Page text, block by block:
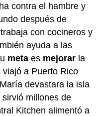
contra el hambre y
después de
con cocineros y
ayuda a las
meta es mejorar la
a Puerto Rico
devastara la isla
millones de
Kitchen alimentó a